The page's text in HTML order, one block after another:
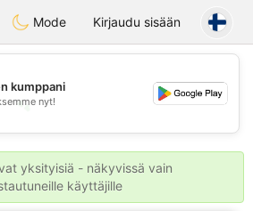
Kuwait Chat
Mode Kirjaudu sisään
💕
💕
kumppani
nyt!
yksityisiä - näkyvissä vain
käyttäjille